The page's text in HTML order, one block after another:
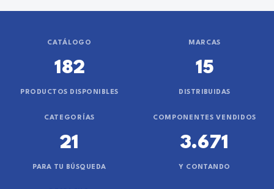
CATÁLOGO
182
PRODUCTOS DISPONIBLES
MARCAS
15
DISTRIBUIDAS
CATEGORÍAS
21
PARA TU BÚSQUEDA
COMPONENTES VENDIDOS
3.671
Y CONTANDO